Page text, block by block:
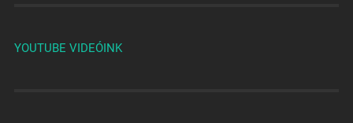
YOUTUBE VIDEÓINK